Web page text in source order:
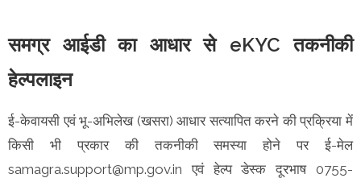
समग्र आईडी का आधार से eKYC तकनीकी
हेल्पलाइन
ई-केवायसी एवं भू-अभिलेख (खसरा) आधार सत्यापित करने की प्रक्रिया में
किसी भी प्रकार की तकनीकी समस्या होने पर ई-मेल
samagra.support@mp.gov.in एवं हेल्प डेस्क दूरभाष 0755-